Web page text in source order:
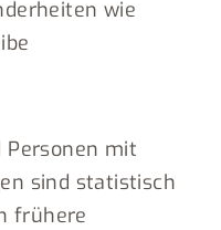
wie
mit
sind statistisch
frühere